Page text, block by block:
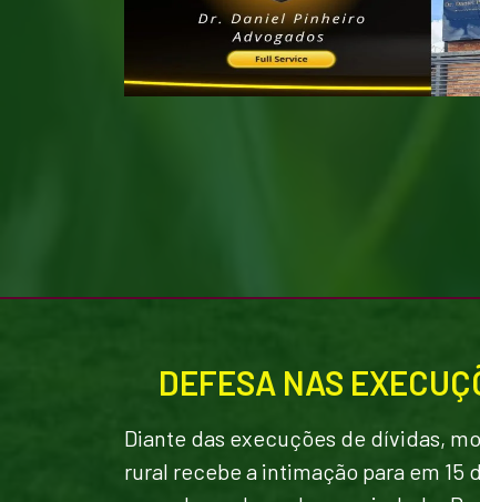
DEFESA NAS
Diante das execuções de dívidas,
rural recebe a intimação para em 15